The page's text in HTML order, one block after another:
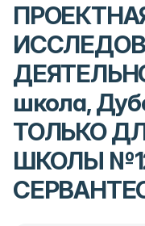
школа,
ТОЛЬКО
ШКОЛЫ